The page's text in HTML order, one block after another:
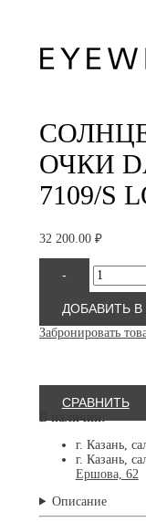
ОЧКИ
7109/S
32 200.00 ₽
-
товара
очки
David
Beckham
ДОБАВИТЬ В
Забронировать
СРАВНИТЬ
В наличии:
г. Казань,
г. Казань,
Ершова, 62
Описание